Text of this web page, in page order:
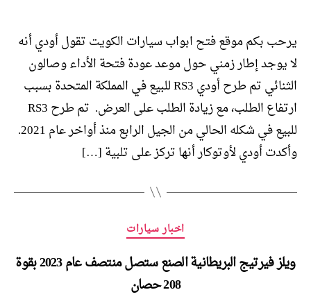
يرحب بكم موقع فتح ابواب سيارات الكويت تقول أودي أنه
لا يوجد إطار زمني حول موعد عودة فتحة الأداء وصالون
الثنائي تم طرح أودي RS3 للبيع في المملكة المتحدة بسبب
ارتفاع الطلب، مع زيادة الطلب على العرض. تم طرح RS3
للبيع في شكله الحالي من الجيل الرابع منذ أواخر عام 2021.
وأكدت أودي لأوتوكار أنها تركز على تلبية […]
التصنيفات
اخبار سيارات
ويلز فيرتيج البريطانية الصنع ستصل منتصف عام 2023 بقوة
208 حصان